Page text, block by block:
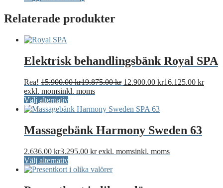
Relaterade produkter
Elektrisk behandlingsbänk Royal SPA
Rea! 15.900.00kr19.875.00kr Det
var:
12.900.00 kr16.125.00 krDet
exkl. momsinkl. moms
Välj alternativDen
här
har
flera
De
olika
alternativen
Massagebänk Harmony Sweden 63
2.636.00 kr3.295.00 kr exkl. momsinkl. moms
Välj alternativDen
här